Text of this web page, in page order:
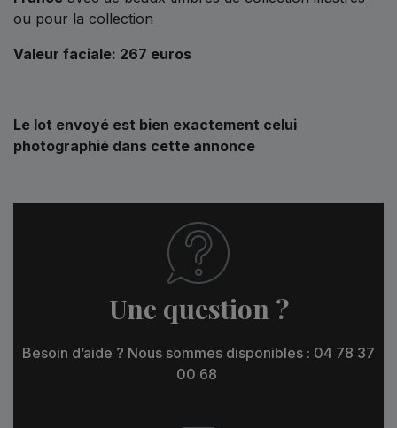
ou pour la collection
Valeur faciale: 267 euros
Le lot envoyé est bien exactement celui
photographié dans cette annonce
Une question ?
Besoin d’aide ? Nous sommes disponibles : 04 78 37
00 68